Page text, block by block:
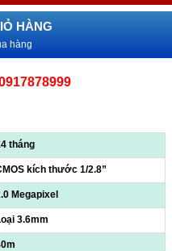
HÀNG
hàng
tháng
kích thước 1/2.8”
Megapixel
3.6mm